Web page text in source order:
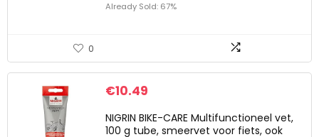
Already Sold: 67%
0
€10.49
NIGRIN BIKE-CARE Multifunctioneel vet,
100 g tube, smeervet voor fiets, ook